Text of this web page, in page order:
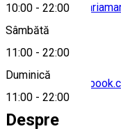
10:00 - 22:00
Sâmbătă
11:00 - 22:00
Duminică
11:00 - 22:00
http://
https://
Despre